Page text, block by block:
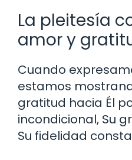
La pleitesía
amor y
Cuando
estamos
gratitud hacia Él
incondicional, Su
Su fidelidad